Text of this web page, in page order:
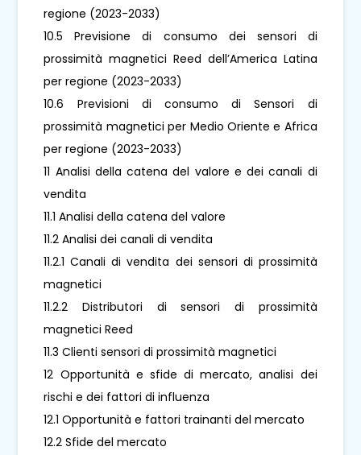
regione (2023-2033)
10.5 Previsione di consumo dei sensori di
prossimità magnetici Reed dell’America Latina
per regione (2023-2033)
10.6 Previsioni di consumo di Sensori di
prossimità magnetici per Medio Oriente e Africa
per regione (2023-2033)
11 Analisi della catena del valore e dei canali di
vendita
11.1 Analisi della catena del valore
11.2 Analisi dei canali di vendita
11.2.1 Canali di vendita dei sensori di prossimità
magnetici
11.2.2 Distributori di sensori di prossimità
magnetici Reed
11.3 Clienti sensori di prossimità magnetici
12 Opportunità e sfide di mercato, analisi dei
rischi e dei fattori di influenza
12.1 Opportunità e fattori trainanti del mercato
12.2 Sfide del mercato